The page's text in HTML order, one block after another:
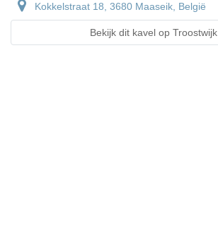
Kokkelstraat 18, 3680 Maaseik, België
Bekijk dit kavel op Troostwijk